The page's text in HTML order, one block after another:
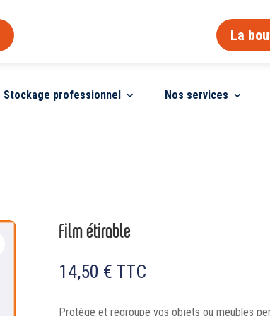
La
Stockage professionnel Nos services
Film étirable
14,50 € TTC
Protège et regroupe vos objets ou meubles